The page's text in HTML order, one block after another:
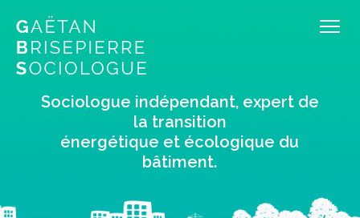
Sociologue indépendant, expert de
la transition
énergétique et écologique du
bâtiment.